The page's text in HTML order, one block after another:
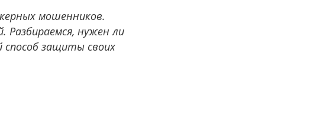
мошенников.
Разбираемся, нужен ли
способ защиты своих